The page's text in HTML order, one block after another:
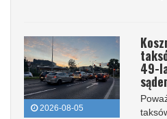
2026-08-05
49-